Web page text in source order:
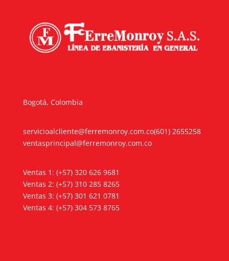
Bogotá, Colombia
servicioalcliente@ferremonroy.com.co
ventasprincipal@ferremonroy.com.co
(601) 2655258
Ventas 1: (+57) 320 626 9681
Ventas 2: (+57) 310 285 8265
Ventas 3: (+57) 301 621 0781
Ventas 4: (+57) 304 573 8765